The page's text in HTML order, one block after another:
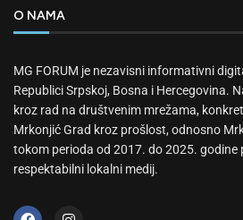
O NAMA
MG FORUM je nezavisni informativni
Republici Srpskoj, Bosna i Hercegovina.
kroz rad na društvenim mrežama,
Mrkonjić Grad kroz prošlost, odnosno
tokom perioda od 2017. do 2025. godine
respektabilni lokalni medij.